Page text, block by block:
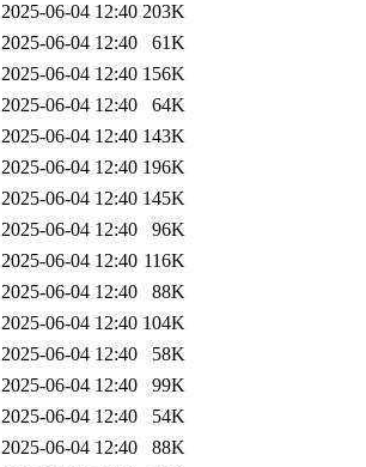
2025-06-04 12:40 203K
2025-06-04 12:40
61K
2025-06-04 12:40 156K
2025-06-04 12:40
64K
2025-06-04 12:40 143K
2025-06-04 12:40 196K
2025-06-04 12:40 145K
2025-06-04 12:40
96K
2025-06-04 12:40 116K
2025-06-04 12:40
88K
2025-06-04 12:40 104K
2025-06-04 12:40
58K
2025-06-04 12:40
99K
2025-06-04 12:40
54K
2025-06-04 12:40
88K